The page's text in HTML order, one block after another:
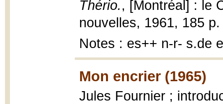
Thério. , [Montréal] : le
nouvelles, 1961, 185
Notes : es++ n-r- s.de
Mon encrier (1965)
Jules Fournier ;